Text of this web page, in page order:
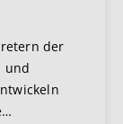
der
und
…